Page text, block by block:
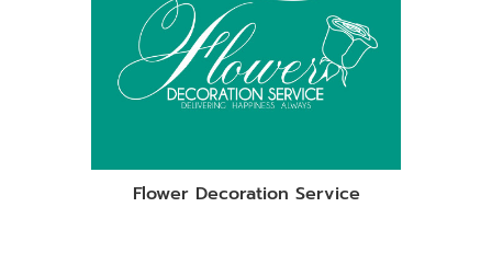
Flower Decoration Service